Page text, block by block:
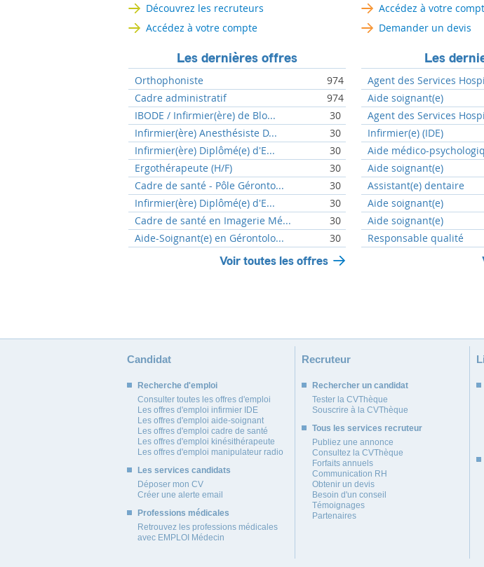
Découvrez les recruteurs
Accédez à votre compte
Les dernières offres
Orthophoniste
974
Cadre administratif
974
IBODE / Infirmier(ère) de Blo...
30
Infirmier(ère) Anesthésiste D...
30
Infirmier(ère) Diplômé(e) d'E...
30
Ergothérapeute (H/F)
30
Cadre de santé - Pôle Géronto...
30
Infirmier(ère) Diplômé(e) d'E...
30
Cadre de santé en Imagerie Mé...
30
Aide-Soignant(e) en Gérontolo...
30
Voir toutes les offres
Accédez à votre
Demander un devis
Les
Agent des Services
Aide soignant(e)
Agent des Services
Infirmier(e) (IDE)
Aide médico-
Aide soignant(e)
Assistant(e) dentaire
Aide soignant(e)
Aide soignant(e)
Responsable qualité
Candidat
Recherche d'emploi
Consulter toutes les offres d'emploi
Les offres d'emploi infirmier IDE
Les offres d'emploi aide-soignant
Les offres d'emploi cadre de santé
Les offres d'emploi kinésithérapeute
Les offres d'emploi manipulateur radio
Les services candidats
Déposer mon CV
Créer une alerte email
Professions médicales
Retrouvez les professions médicales
avec EMPLOI Médecin
Recruteur
Rechercher un candidat
Tester la CVThèque
Souscrire à la CVThèque
Tous les services recruteur
Publiez une annonce
Consultez la CVThèque
Forfaits annuels
Communication RH
Obtenir un devis
Besoin d'un conseil
Témoignages
Partenaires